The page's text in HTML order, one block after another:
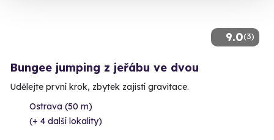
9.0(3)
Bungee jumping z jeřábu ve dvou
Udělejte první krok, zbytek zajistí gravitace.
Ostrava (50 m)
(+ 4 další lokality)